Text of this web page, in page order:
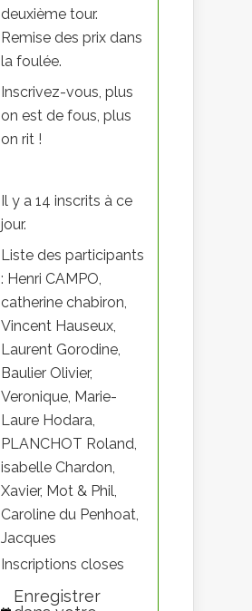
deuxième tour.
Remise des prix dans
la foulée.
Inscrivez-vous, plus
on est de fous, plus
on rit !
Il y a 14 inscrits à ce
jour.
Liste des participants
: Henri CAMPO,
catherine chabiron,
Vincent Hauseux,
Laurent Gorodine,
Baulier Olivier,
Veronique, Marie-
Laure Hodara,
PLANCHOT Roland,
isabelle Chardon,
Xavier, Mot & Phil,
Caroline du Penhoat,
Jacques
Inscriptions closes
Enregistrer